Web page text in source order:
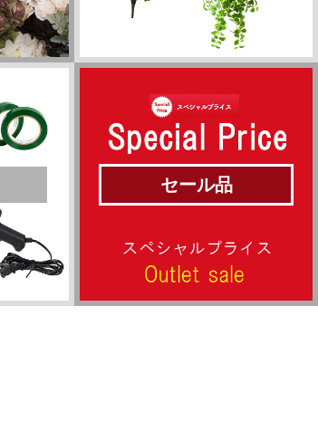
セール品